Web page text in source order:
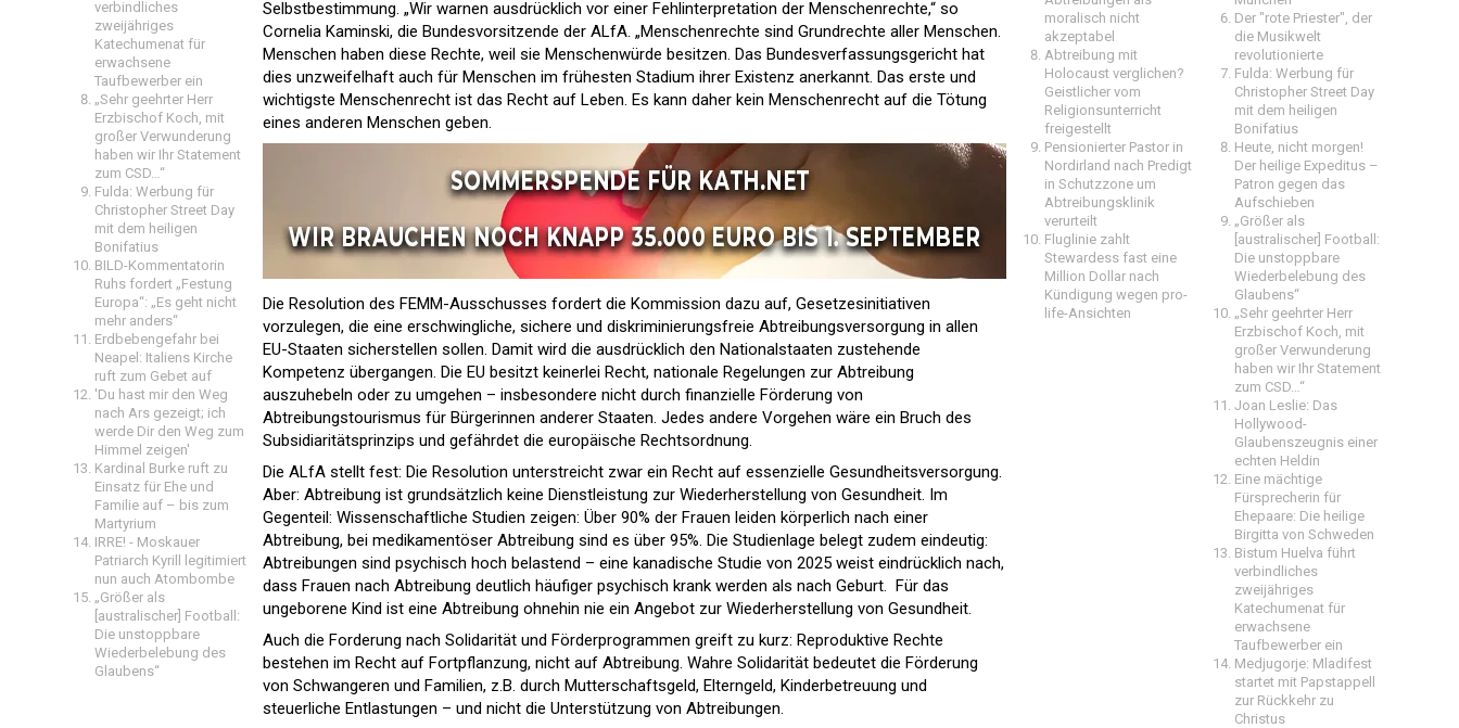
verbindliches
zweijähriges
Katechumenat für
erwachsene
Taufbewerber ein
„Sehr geehrter Herr
Erzbischof Koch, mit
großer Verwunderung
haben wir Ihr Statement
zum CSD…“
Fulda: Werbung für
Christopher Street Day
mit dem heiligen
Bonifatius
BILD-Kommentatorin
Ruhs fordert „Festung
Europa“: „Es geht nicht
mehr anders“
Erdbebengefahr bei
Neapel: Italiens Kirche
ruft zum Gebet auf
'Du hast mir den Weg
nach Ars gezeigt; ich
werde Dir den Weg zum
Himmel zeigen'
Kardinal Burke ruft zu
Einsatz für Ehe und
Familie auf – bis zum
Martyrium
IRRE! - Moskauer
Patriarch Kyrill legitimiert
nun auch Atombombe
„Größer als
[australischer] Football:
Die unstoppbare
Wiederbelebung des
Glaubens“
Selbstbestimmung. „Wir warnen ausdrücklich vor einer Fehlinterpretation der Menschenrechte,“ so
Cornelia Kaminski, die Bundesvorsitzende der ALfA. „Menschenrechte sind Grundrechte aller Menschen.
Menschen haben diese Rechte, weil sie Menschenwürde besitzen. Das Bundesverfassungsgericht hat
dies unzweifelhaft auch für Menschen im frühesten Stadium ihrer Existenz anerkannt. Das erste und
wichtigste Menschenrecht ist das Recht auf Leben. Es kann daher kein Menschenrecht auf die Tötung
eines anderen Menschen geben.
Die Resolution des FEMM-Ausschusses fordert die Kommission dazu auf, Gesetzesinitiativen
vorzulegen, die eine erschwingliche, sichere und diskriminierungsfreie Abtreibungsversorgung in allen
EU-Staaten sicherstellen sollen. Damit wird die ausdrücklich den Nationalstaaten zustehende
Kompetenz übergangen. Die EU besitzt keinerlei Recht, nationale Regelungen zur Abtreibung
auszuhebeln oder zu umgehen – insbesondere nicht durch finanzielle Förderung von
Abtreibungstourismus für Bürgerinnen anderer Staaten. Jedes andere Vorgehen wäre ein Bruch des
Subsidiaritätsprinzips und gefährdet die europäische Rechtsordnung.​
Die ALfA stellt fest: Die Resolution unterstreicht zwar ein Recht auf essenzielle Gesundheitsversorgung.
Aber: Abtreibung ist grundsätzlich keine Dienstleistung zur Wiederherstellung von Gesundheit. Im
Gegenteil: Wissenschaftliche Studien zeigen: Über 90% der Frauen leiden körperlich nach einer
Abtreibung, bei medikamentöser Abtreibung sind es über 95%. Die Studienlage belegt zudem eindeutig:
Abtreibungen sind psychisch hoch belastend – eine kanadische Studie von 2025 weist eindrücklich nach,
dass Frauen nach Abtreibung deutlich häufiger psychisch krank werden als nach Geburt. Für das
ungeborene Kind ist eine Abtreibung ohnehin nie ein Angebot zur Wiederherstellung von Gesundheit.​
Auch die Forderung nach Solidarität und Förderprogrammen greift zu kurz: Reproduktive Rechte
bestehen im Recht auf Fortpflanzung, nicht auf Abtreibung. Wahre Solidarität bedeutet die Förderung
von Schwangeren und Familien, z.B. durch Mutterschaftsgeld, Elterngeld, Kinderbetreuung und
steuerliche Entlastungen – und nicht die Unterstützung von Abtreibungen.
moralisch nicht
akzeptabel
Abtreibung mit
Holocaust verglichen?
Geistlicher vom
Religionsunterricht
freigestellt
Pensionierter Pastor in
Nordirland nach Predigt
in Schutzzone um
Abtreibungsklinik
verurteilt
Fluglinie zahlt
Stewardess fast eine
Million Dollar nach
Kündigung wegen pro-
life-Ansichten
Der "rote Priester", der
die Musikwelt
revolutionierte
Fulda: Werbung für
Christopher Street Day
mit dem heiligen
Bonifatius
Heute, nicht morgen!
Der heilige Expeditus –
Patron gegen das
Aufschieben
„Größer als
[australischer] Football:
Die unstoppbare
Wiederbelebung des
Glaubens“
„Sehr geehrter Herr
Erzbischof Koch, mit
großer Verwunderung
haben wir Ihr Statement
zum CSD…“
Joan Leslie: Das
Hollywood-
Glaubenszeugnis einer
echten Heldin
Eine mächtige
Fürsprecherin für
Ehepaare: Die heilige
Birgitta von Schweden
Bistum Huelva führt
verbindliches
zweijähriges
Katechumenat für
erwachsene
Taufbewerber ein
Medjugorje: Mladifest
startet mit Papstappell
zur Rückkehr zu
Christus